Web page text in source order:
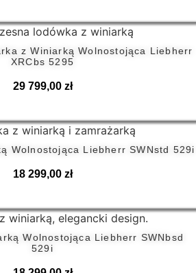
z Winiarką Wolnostojąca Liebherr
XRCbs 5295
29 799,00 zł
Wolnostojąca Liebherr SWNstd 529i
18 299,00 zł
Wolnostojąca Liebherr SWNbsd
529i